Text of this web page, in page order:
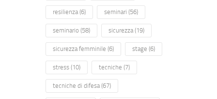
resilienza(6) seminari (56)
seminario (58) sicurezza(19)
sicurezza femminile (6) stage (6)
stress(10) tecniche (7)
tecniche di difesa(67)